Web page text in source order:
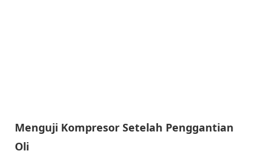
Menguji Kompresor Setelah Penggantian
Oli